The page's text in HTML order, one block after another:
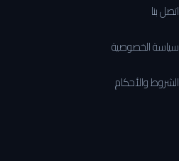
اتصل بنا
سياسة الخصوصية
الشروط والأحكام